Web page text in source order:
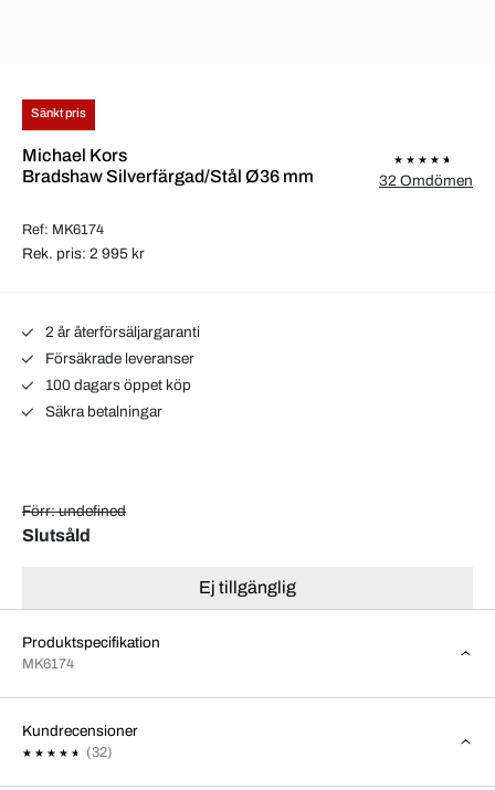
Sänkt pris
Michael Kors
Bradshaw Silverfärgad/Stål Ø36 mm
Ref: MK6174
32 Omdömen
Rek. pris: 2 995 kr
2 år återförsäljargaranti
Försäkrade leveranser
100 dagars öppet köp
Säkra betalningar
Förr: undefined
Slutsåld
Ej tillgänglig
Produktspecifikation
MK6174
Kundrecensioner
(32)